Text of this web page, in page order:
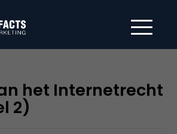
het Internetrecht
2)